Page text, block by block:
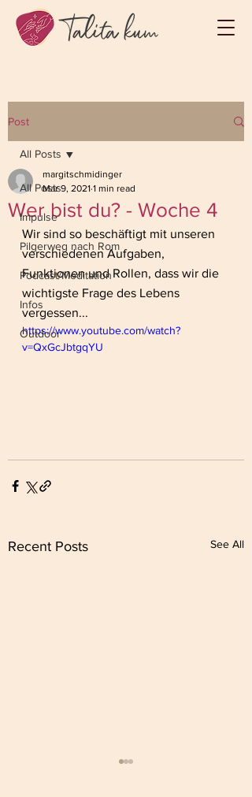
Post
All Posts
Impulse
Pilgerweg nach Rom
Podcast/Meditation
Infos
Outdoor
All Posts
Wer bist du? - Woche 4
margitschmidinger
Mar 9, 2021 1 min read
Wir sind so beschäftigt mit unseren
verschiedenen Aufgaben,
Funktionen und Rollen, dass wir die
wichtigste Frage des Lebens
vergessen...
https://www.youtube.com/watch?
v=QxGcJbtgqYU
Recent Posts See All